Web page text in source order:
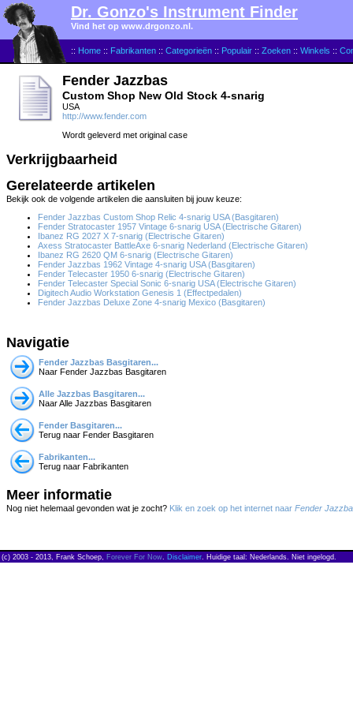
:: Home :: Fabrikanten :: Categorieën :: Populair :: Zoeken :: Winkels ::
Dr. Gonzo's Instrument Finder
Vind het op www.drgonzo.nl.
Fender Jazzbas
Custom Shop New Old Stock 4-snarig
USA
http://www.fender.com
Wordt geleverd met original case
Verkrijgbaarheid
Gerelateerde artikelen
Bekijk ook de volgende artikelen die aansluiten bij jouw keuze:
Fender Jazzbas Custom Shop Relic 4-snarig USA (Basgitaren)
Fender Stratocaster 1957 Vintage 6-snarig USA (Electrische Gitaren)
Ibanez RG 2027 X 7-snarig (Electrische Gitaren)
Axess Stratocaster BattleAxe 6-snarig Nederland (Electrische Gitaren)
Ibanez RG 2620 QM 6-snarig (Electrische Gitaren)
Fender Jazzbas 1962 Vintage 4-snarig USA (Basgitaren)
Fender Telecaster 1950 6-snarig (Electrische Gitaren)
Fender Telecaster Special Sonic 6-snarig USA (Electrische Gitaren)
Digitech Audio Workstation Genesis 1 (Effectpedalen)
Fender Jazzbas Deluxe Zone 4-snarig Mexico (Basgitaren)
Navigatie
Fender Jazzbas Basgitaren...
Naar Fender Jazzbas Basgitaren
Alle Jazzbas Basgitaren...
Naar Alle Jazzbas Basgitaren
Fender Basgitaren...
Terug naar Fender Basgitaren
Fabrikanten...
Terug naar Fabrikanten
Meer informatie
Nog niet helemaal gevonden wat je zocht? Klik en zoek op het internet naar Fender
(c) 2003 - 2013, Frank Schoep, Forever For Now. Disclaimer. Huidige taal: Nederlands. Niet ingelogd.